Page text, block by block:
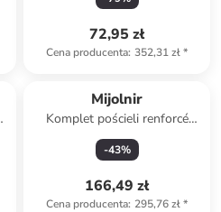
72,95 zł
Cena producenta: 352,31 zł*
Mijolnir
Komplet pościeli renforcé
"Lunox" w kolorze
granatowo-białym
-43%
166,49 zł
Cena producenta: 295,76 zł*